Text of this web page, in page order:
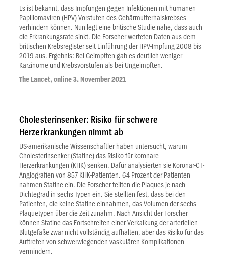
Es ist bekannt, dass Impfungen gegen Infektionen mit humanen
Papillomaviren (HPV) Vorstufen des Gebärmutterhalskrebses
verhindern können. Nun legt eine britische Studie nahe, dass auch
die Erkrankungsrate sinkt. Die Forscher werteten Daten aus dem
britischen Krebsregister seit Einführung der HPV-Impfung 2008 bis
2019 aus. Ergebnis: Bei Ge­impften gab es deutlich weniger
Karzinome und Krebsvorstufen als bei Ungeimpften.
The Lancet, online 3. November 2021
Cholesterinsenker: Risiko für schwere
Herzerkrankungen nimmt ab
US-amerikanische Wissenschaftler haben untersucht, warum
Cholesterinsenker (Statine) das Risiko für koronare
Herzerkrankungen (KHK) senken. Dafür analysierten sie Koronar-CT-
Angiografien von 857 KHK-Patienten. 64 Prozent der Patienten
nahmen Statine ein. Die Forscher teilten die Plaques je nach
Dichtegrad in sechs Typen ein. Sie stellten fest, dass bei den
Patienten, die keine Statine einnahmen, das Volumen der sechs
Plaque­typen über die Zeit zunahm. Nach Ansicht der Forscher
können Statine das Fortschreiten einer Verkalkung der arteriellen
Blutgefäße zwar nicht vollständig aufhalten, aber das Risiko für das
Auftreten von schwerwiegenden vaskulären Komplikationen
vermindern.